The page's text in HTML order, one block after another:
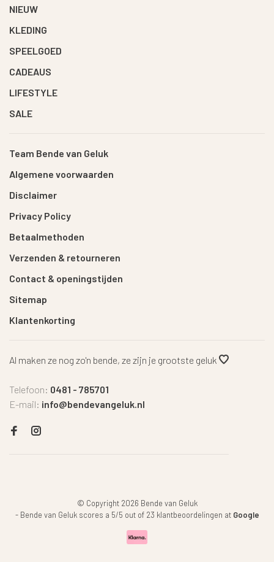
NIEUW
KLEDING
SPEELGOED
CADEAUS
LIFESTYLE
SALE
Team Bende van Geluk
Algemene voorwaarden
Disclaimer
Privacy Policy
Betaalmethoden
Verzenden & retourneren
Contact & openingstijden
Sitemap
Klantenkorting
Al maken ze nog zo'n bende, ze zijn je grootste geluk
Telefoon: 0481 - 785701
E-mail: info@bendevangeluk.nl
© Copyright 2026 Bende van Geluk
- Bende van Geluk scores a 5/5 out of 23 klantbeoordelingen at Google